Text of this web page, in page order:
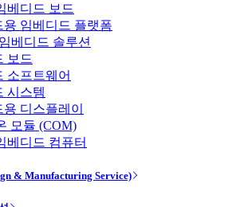
베디드 보드
용 임베디드 플랫폼
베디드 솔루션
보드
소프트웨어
시스템
디스플레이
모듈 (COM)
베디드 컴퓨터
& Manufacturing Service)